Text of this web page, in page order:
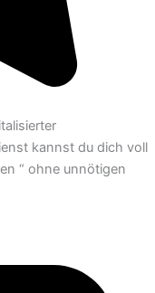
kannst du dich voll
“ ohne unnötigen